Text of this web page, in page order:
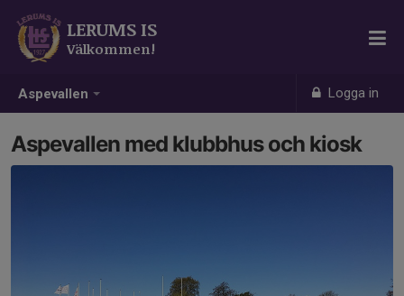
Aspevallen Logga in
LERUMS IS
Välkommen!
Aspevallen med klubbhus och kiosk